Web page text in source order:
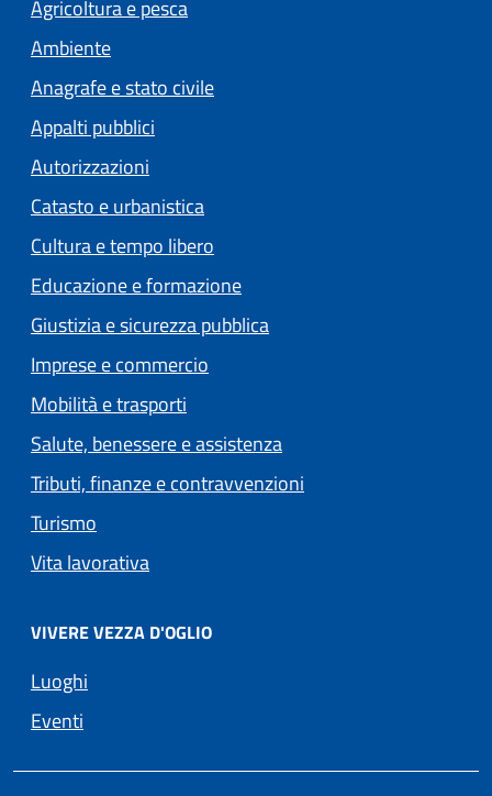
Agricoltura e pesca
Ambiente
Anagrafe e stato civile
Appalti pubblici
Autorizzazioni
Catasto e urbanistica
Cultura e tempo libero
Educazione e formazione
Giustizia e sicurezza pubblica
Imprese e commercio
Mobilità e trasporti
Salute, benessere e assistenza
Tributi, finanze e contravvenzioni
Turismo
Vita lavorativa
VIVERE VEZZA D'OGLIO
Luoghi
Eventi